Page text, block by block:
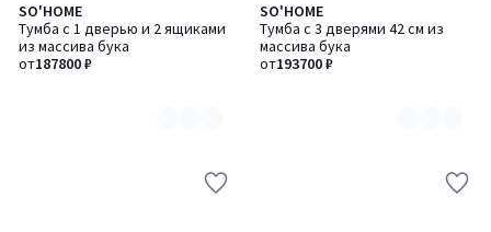
SO'HOME
Тумба с 1 дверью и 2 ящиками
из массива бука
от187800 ₽
Количество
цветов:
2
SO'HOME
Тумба с 3 дверями 42 см из
массива бука
от193700 ₽
Количество
цветов:
2